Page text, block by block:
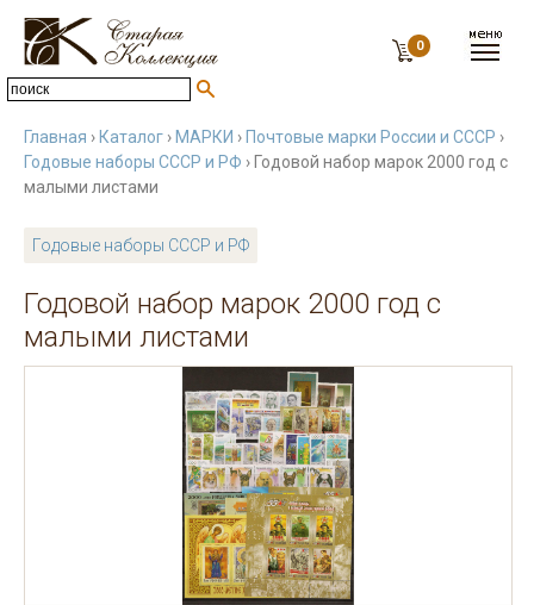
0
Главная › Каталог › МАРКИ › Почтовые марки России и СССР ›
Годовые наборы СССР и РФ › Годовой набор марок 2000 год с
малыми листами
Годовые наборы СССР и РФ
Годовой набор марок 2000 год с
малыми листами